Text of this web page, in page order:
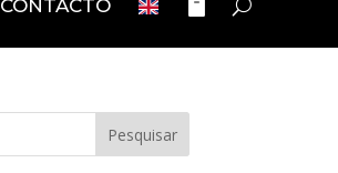
CONTACTO
Pesquisar